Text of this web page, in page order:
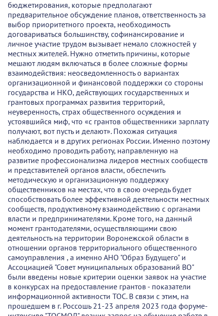
бюджетирования, которые предполагают
предварительное обсуждение планов, ответственность за
выбор приоритетного проекта, необходимость
договариваться большинству, софинансирование и
личное участие трудом вызывает немало сложностей у
местных жителей. Нужно отметить причины, которые
мешают людям включаться в более сложные формы
взаимодействия: неосведомленность о вариантах
организационной и финансовой поддержки со стороны
государства и НКО, действующих государственных и
грантовых программах развития территорий,
неуверенность, страх общественного осуждения и
устоявшийся миф, что «с грантов общественники зарплату
получают, вот пусть и делают». Похожая ситуация
наблюдается и в других регионах России. Именно поэтому
необходимо проводить работу, направленную на
развитие профессионализма лидеров местных сообществ
и представителей органов власти, обеспечить
методическую и организационную поддержку
общественников на местах, что в свою очередь будет
способствовать более эффективной деятельности местных
сообществ, продуктивному взаимодействию с органами
власти и предпринимателями. Кроме того, на данный
момент грантодателями, осуществляющими свою
деятельность на территории Воронежской области в
отношении органов территориального общественного
самоуправления , а именно АНО "Образ Будущего" и
Ассоциацией "Совет муниципальных образований ВО"
были введены новые критерии оценки заявок на участие
в конкурсах на предоставление грантов - показатели
информационной активности ТОС. В связи с этим, на
прошедшем в г. Россошь 21-23 апреля 2023 года форуме-